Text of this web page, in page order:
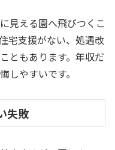
見える園へ飛びつくこ
宅支援がない、処遇改
ともあります。年収だ
しやすいです。
失敗